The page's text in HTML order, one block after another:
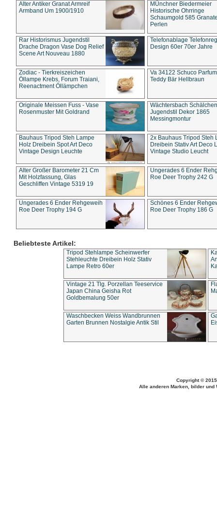
Alter Antiker Granat Armreif
Armband Um 1900/1910
MÜnchner Biedermeier
Historische Ohrringe
Schaumgold 585
Perlen
Rar Historismus Jugendstil
Drache Dragon Vase Dog Relief
Scene Art Nouveau 1880
Telefonablage
Design 60er 70er Jahre
Zodiac - Tierkreiszeichen
Öllampe Krebs, Forum Traiani,
Reenactment Öllämpchen
Va 34122 Schuco
Teddy Bär Hellbraun
Originale Meissen Fuss - Vase
Rosenmuster Mit Goldrand
Wächtersbach Schälchen
Jugendstil Dekor 1865
Messingmontur
Bauhaus Tripod Steh Lampe
Holz Dreibein Spot Art Deco
Vintage Design Leuchte
2x Bauhaus Tripod Steh
Dreibein Stativ Art Deco
Vintage Studio Leucht
Alter Großer Barometer 21 Cm
Mit Holzfassung, Glas
Geschliffen Vintage 5319 19
Ungerades 6 Ender
Roe Deer Trophy 242 G
Ungerades 6 Ender Rehgeweih
Roe Deer Trophy 194 G
Schönes 6 Ender
Roe Deer Trophy 186 G
Beliebteste Artikel:
Tripod Stehlampe Scheinwerfer
Stehleuchte Dreibein Holz Stativ
Lampe Retro 60er
Vintage 21 Tlg. Porzellan Teeservice
Japan China Geisha Rot
Goldbemalung 50er
Waschbecken Weiss Wandbrunnen
Garten Brunnen Nostalgie Antik Stil
Copyright ©
Alle anderen Marken, bilder und